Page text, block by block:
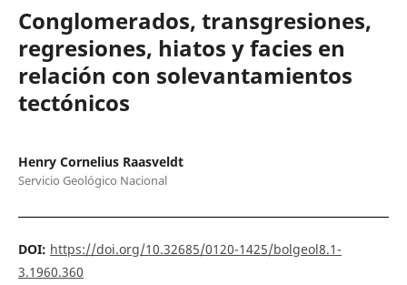
Conglomerados, transgresiones,
regresiones, hiatos y facies en
relación con solevantamientos
tectónicos
Henry Cornelius Raasveldt
Servicio Geológico Nacional
DOI: https://doi.org/10.32685/0120-1425/bolgeol8.1-
3.1960.360